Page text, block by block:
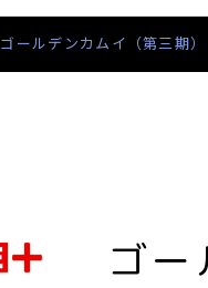
ゴールデンカムイ（第三期）
ゴー